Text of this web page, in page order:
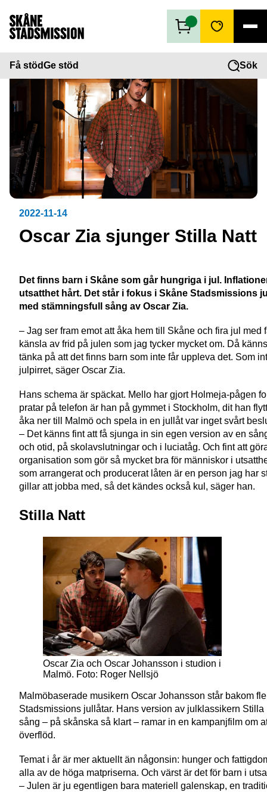
Få stödGe stöd Sök
Få stöd
Ge stöd
Vad vi gör
Second hand
Om oss
2022-11-14
Oscar Zia sjunger Stilla Natt
Det finns barn i Skåne som går hungriga i jul.
utsatthet hårt. Det står i fokus i Skåne Stadsmissions
med stämningsfull sång av Oscar Zia.
– Jag ser fram emot att åka hem till Skåne och fira jul med
känsla av frid på julen som jag tycker mycket om. Då
tänka på att det finns barn som inte får uppleva det. Som
julpirret, säger Oscar Zia.
Hans schema är späckat. Mello har gjort Holmeja-pågen
pratar på telefon är han på gymmet i Stockholm, dit han
åka ner till Malmö och spela in en jullåt var inget svårt
– Det känns fint att få sjunga in sin egen version av en
och otid, på skolavslutningar och i luciatåg. Och fint att
organisation som gör så mycket bra för människor i
som arrangerat och producerat låten är en person jag har
gillar att jobba med, så det kändes också kul, säger han.
Stilla Natt
Oscar Zia och Oscar Johansson i studion i
Malmö. Foto: Roger Nellsjö
Malmöbaserade musikern Oscar Johansson står bakom
Stadsmissions jullåtar. Hans version av julklassikern Stilla
sång – på skånska så klart – ramar in en kampanjfilm om
överflöd.
Temat i år är mer aktuellt än någonsin: hunger och
alla av de höga matpriserna. Och värst är det för barn i
– Julen är ju egentligen bara materiell galenskap, en